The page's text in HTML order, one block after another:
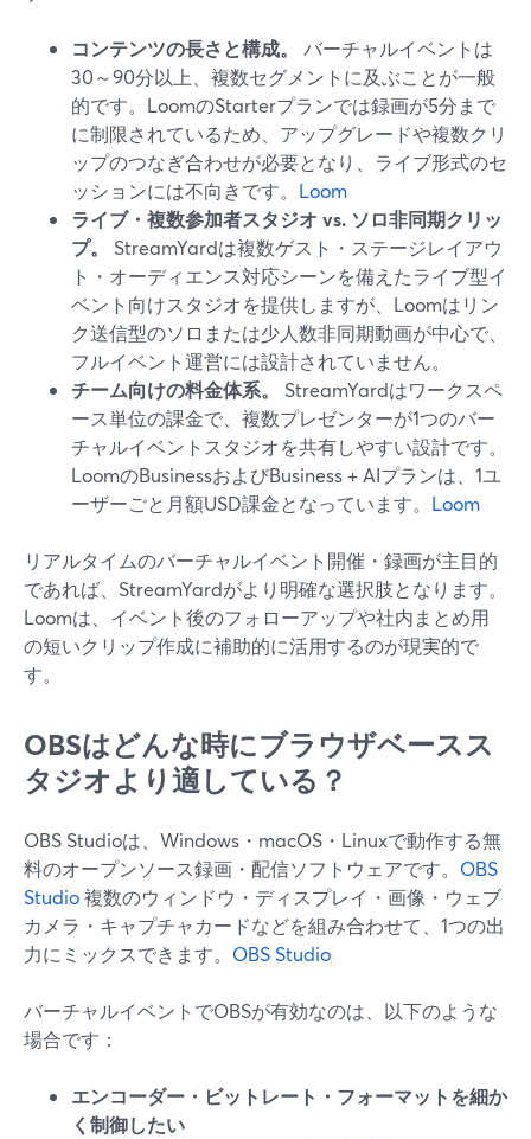
コンテンツの長さと構成。
バーチャルイベントは
30～90分以上、複数セグメントに及ぶことが一般
的です。LoomのStarterプランでは録画が5分まで
に制限されているため、アップグレードや複数クリ
ップのつなぎ合わせが必要となり、ライブ形式のセ
ッションには不向きです。 Loom
ライブ・複数参加者スタジオ vs. ソロ非同期クリッ
プ。
StreamYardは複数ゲスト・ステージレイアウ
ト・オーディエンス対応シーンを備えたライブ型イ
ベント向けスタジオを提供しますが、Loomはリン
ク送信型のソロまたは少人数非同期動画が中心で、
フルイベント運営には設計されていません。
チーム向けの料金体系。
StreamYardはワークスペ
ース単位の課金で、複数プレゼンターが1つのバー
チャルイベントスタジオを共有しやすい設計です。
LoomのBusinessおよびBusiness + AIプランは、1ユ
ーザーごと月額USD課金となっています。 Loom
リアルタイムのバーチャルイベント開催・録画が主目的
であれば、StreamYardがより明確な選択肢となります。
Loomは、イベント後のフォローアップや社内まとめ用
の短いクリップ作成に補助的に活用するのが現実的で
す。
OBSはどんな時にブラウザベースス
タジオより適している？
OBS Studioは、Windows・macOS・Linuxで動作する無
料のオープンソース録画・配信ソフトウェアです。 OBS
Studio複数のウィンドウ・ディスプレイ・画像・ウェブ
カメラ・キャプチャカードなどを組み合わせて、1つの出
力にミックスできます。 OBS Studio
バーチャルイベントでOBSが有効なのは、以下のような
場合です：
エンコーダー・ビットレート・フォーマットを細か
く制御したい